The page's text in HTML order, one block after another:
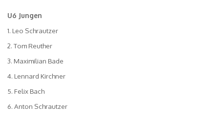
U6 Jungen
1. Leo Schrautzer
2. Tom Reuther
3. Maximilian Bade
4. Lennard Kirchner
5. Felix Bach
6. Anton Schrautzer